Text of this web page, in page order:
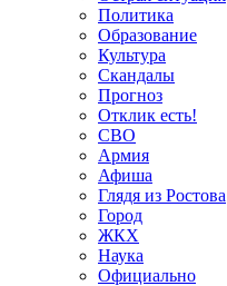
Политика
Образование
Культура
Скандалы
Прогноз
Отклик есть!
СВО
Армия
Афиша
Глядя из Ростова
Город
ЖКХ
Наука
Официально